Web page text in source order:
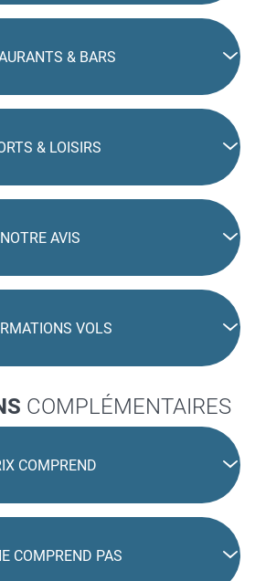
& BARS
& LOISIRS
NOTRE AVIS
VOLS
COMPLÉMENTAIRES
COMPREND
COMPREND PAS